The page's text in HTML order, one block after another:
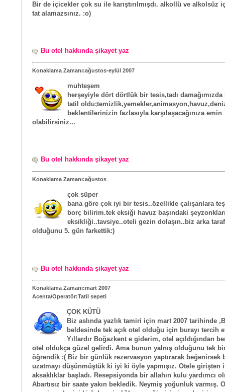
Bir de içicekler çok su ile karıştırılmışdı. alkollü ve alkolsüz
tat alamazsınız. :o)
Bu otel hakkında şikayet yaz
Konaklama Zamanı:ağustos-eylül 2007
muhteşem
herşeyiyle dört dörtlük bir tesis,tadı
tatil
beklentilerinizin fazlasıyla karşılaşacağınıza emin
olabilirsiniz...
Bu otel hakkında şikayet yaz
Konaklama Zamanı:ağustos
çok süper
bana göre çok iyi bir tesis..özellikle çalışanlara
borç bilirim.tek eksiği havuz başındaki
eksikliği..tavsiye..oteli gezin dolaşın..biz arka
olduğunu 5. gün farkettik:)
Bu otel hakkında şikayet yaz
Konaklama Zamanı:mart 2007
Acenta/Operatör:Tatil sepeti
ÇOK KÜTÜ
Biz aslında yazlık tamiri için mart 2007 tarihinde
beldesinde tek açık otel olduğu için burayı tercih
Yıllardır Boğazkent e giderim, otel açıldığından
otel oldukça güzel gelirdi. Ama bunun yalnış olduğunu tek
öğrendik :( Biz bir günlük rezervasyon yaptırarak beğenirsek
uzatmayı düşünmüştük ki iyi ki öyle yapmışız. Otele girişten
aksaklıklar başladı. Resepsiyonda bir allahın kulu yardımcı
Abartısız bir saate yakın bekledik. Neymiş yoğunluk varmış.